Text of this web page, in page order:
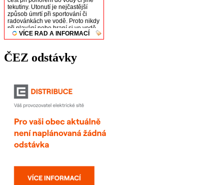
ČEZ odstávky